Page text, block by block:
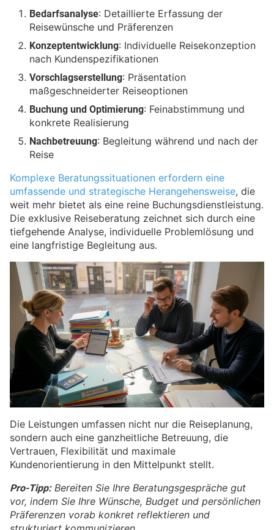
Bedarfsanalyse: Detaillierte Erfassung der
Reisewünsche und Präferenzen
Konzeptentwicklung: Individuelle Reisekonzeption
nach Kundenspezifikationen
Vorschlagserstellung: Präsentation
maßgeschneiderter Reiseoptionen
Buchung und Optimierung: Feinabstimmung und
konkrete Realisierung
Nachbetreuung: Begleitung während und nach der
Reise
Komplexe Beratungssituationen erfordern eine
umfassende und strategische Herangehensweise, die
weit mehr bietet als eine reine Buchungsdienstleistung.
Die exklusive Reiseberatung zeichnet sich durch eine
tiefgehende Analyse, individuelle Problemlösung und
eine langfristige Begleitung aus.
Die Leistungen umfassen nicht nur die Reiseplanung,
sondern auch eine ganzheitliche Betreuung, die
Vertrauen, Flexibilität und maximale
Kundenorientierung in den Mittelpunkt stellt.
Pro-Tipp: Bereiten Sie Ihre Beratungsgespräche gut
vor, indem Sie Ihre Wünsche, Budget und persönlichen
Präferenzen vorab konkret reflektieren und